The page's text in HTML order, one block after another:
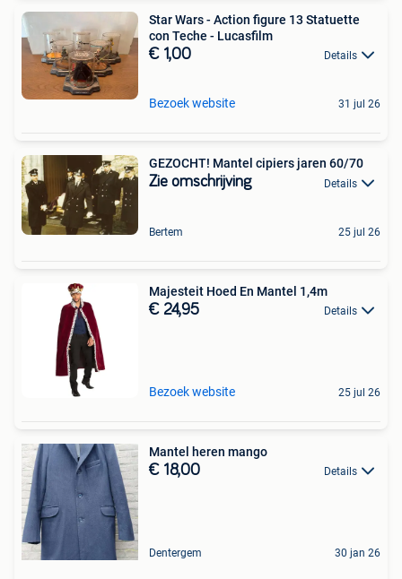
Star Wars - Action figure 13 Statuette
con Teche - Lucasfilm
€ 1,00 Details
Bezoek website 31 jul 26
GEZOCHT! Mantel cipiers jaren 60/70
Zie omschrijving Details
Bertem 25 jul 26
Majesteit Hoed En Mantel 1,4m
€ 24,95 Details
Bezoek website 25 jul 26
Mantel heren mango
€ 18,00 Details
Dentergem 30 jan 26